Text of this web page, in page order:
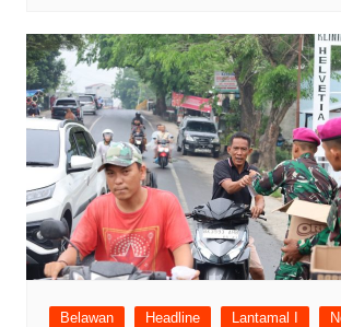
Belawan Headline Lantamal I